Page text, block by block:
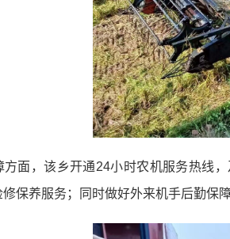
方面，该乡开通24小时农机服务热线
修保养服务；同时做好外来机手后勤保